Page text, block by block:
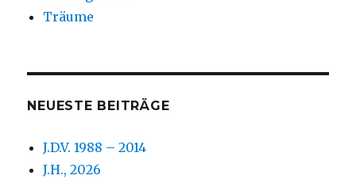
Träume
NEUESTE BEITRÄGE
J.D.V. 1988 – 2014
J.H., 2026